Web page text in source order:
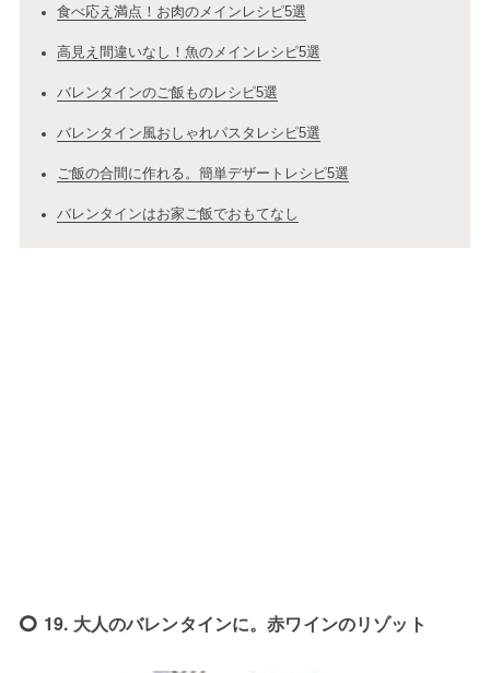
食べ応え満点！お肉のメインレシピ5選
高見え間違いなし！魚のメインレシピ5選
バレンタインのご飯ものレシピ5選
バレンタイン風おしゃれパスタレシピ5選
ご飯の合間に作れる。簡単デザートレシピ5選
バレンタインはお家ご飯でおもてなし
19. 大人のバレンタインに。赤ワインのリゾット